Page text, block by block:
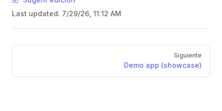
Last updated: 7/29/26, 11:12 AM
Pager
Siguiente
Demo app (showcase)